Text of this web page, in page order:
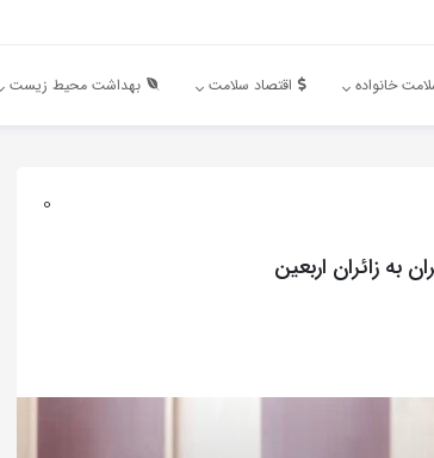
خانواده اقتصاد سلامت بهداشت محیط زیست
0
به زائران اربعین